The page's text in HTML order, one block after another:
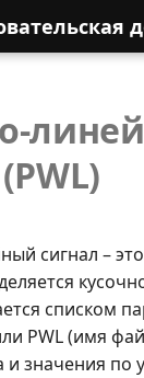
сигнал –
списком
PWL (имя
и значения